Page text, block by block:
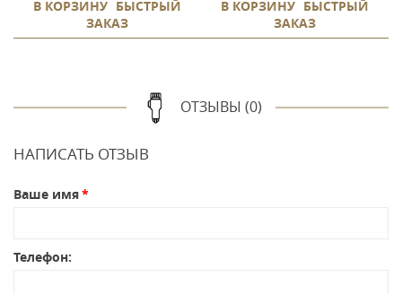
В КОРЗИНУ БЫСТРЫЙ
ЗАКАЗ
В КОРЗИНУ БЫСТРЫЙ
ЗАКАЗ
ОТЗЫВЫ (0)
НАПИСАТЬ ОТЗЫВ
Ваше имя
Телефон: